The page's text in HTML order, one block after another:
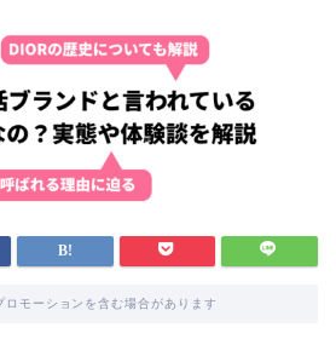
ロモーションを含む場合があります